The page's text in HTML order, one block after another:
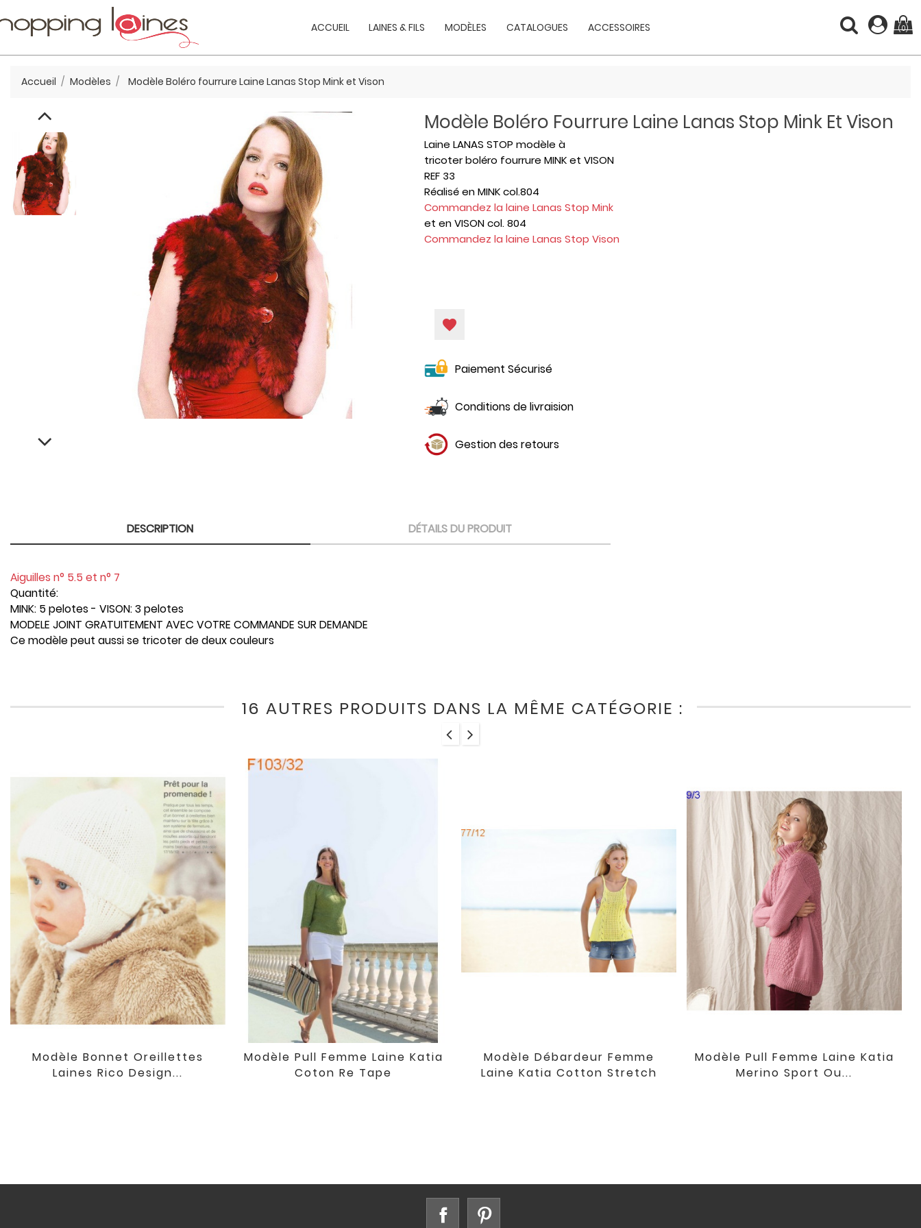
ACCUEIL LAINES & FILS MODÈLES CATALOGUES ACCESSOIRES (0)
Accueil Modèles Modèle Boléro fourrure Laine Lanas Stop Mink et Vison
Modèle Boléro Fourrure Laine Lanas Stop Mink Et Vison
Laine LANAS STOP modèle à
tricoter boléro fourrure MINK et VISON
REF 33
Réalisé en MINK col.804
Commandez la laine Lanas Stop Mink
et en VISON col. 804
Commandez la laine Lanas Stop Vison
favorite
Paiement Sécurisé
Conditions de livraision
Gestion des retours
DESCRIPTION DÉTAILS DU PRODUIT
Aiguilles n° 5.5 et n° 7
Quantité:
MINK: 5 pelotes - VISON: 3 pelotes
MODELE JOINT GRATUITEMENT AVEC VOTRE COMMANDE SUR DEMANDE
Ce modèle peut aussi se tricoter de deux couleurs
16 AUTRES PRODUITS DANS LA MÊME CATÉGORIE :
Modèle Bonnet Oreillettes
Laines Rico Design...
 favorite
Modèle Pull Femme Laine Katia
Coton Re Tape
 favorite
Modèle Débardeur Femme
Laine Katia Cotton Stretch
 favorite
Modèle Pull Femme Laine Katia
Merino Sport Ou...
 favorite
Facebook